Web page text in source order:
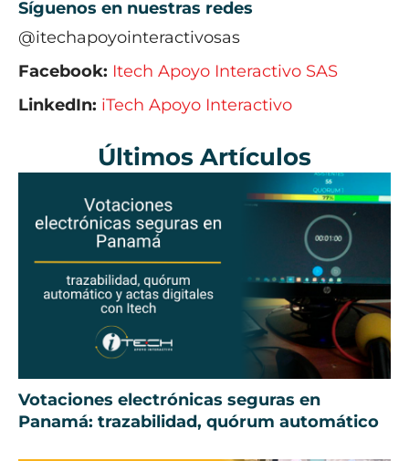
Síguenos en nuestras redes
@itechapoyointeractivosas
Facebook: Itech Apoyo Interactivo SAS
LinkedIn: iTech Apoyo Interactivo
Últimos Artículos
Votaciones electrónicas seguras en
Panamá: trazabilidad, quórum automático